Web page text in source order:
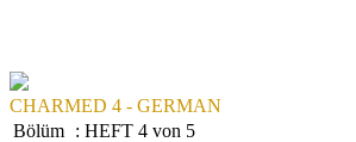
CHARMED 4 - GERMAN
Bölüm : HEFT 4 von 5